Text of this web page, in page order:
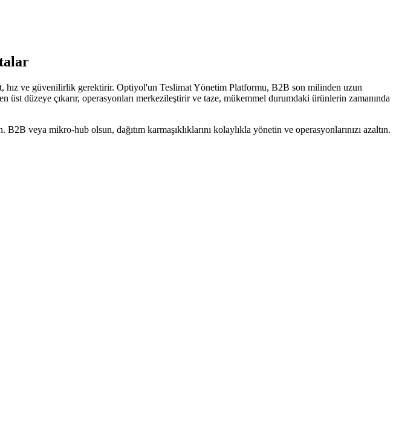
hız ve güvenilirlik gerektirir. Optiyol'un Teslimat Yönetim Platformu, B2B son milinden uzun
üst düzeye çıkarır, operasyonları merkezileştirir ve taze, mükemmel durumdaki ürünlerin zamanında
veya mikro-hub olsun, dağıtım karmaşıklıklarını kolaylıkla yönetin ve operasyonlarınızı azaltın.